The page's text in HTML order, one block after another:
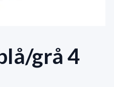
grå 4